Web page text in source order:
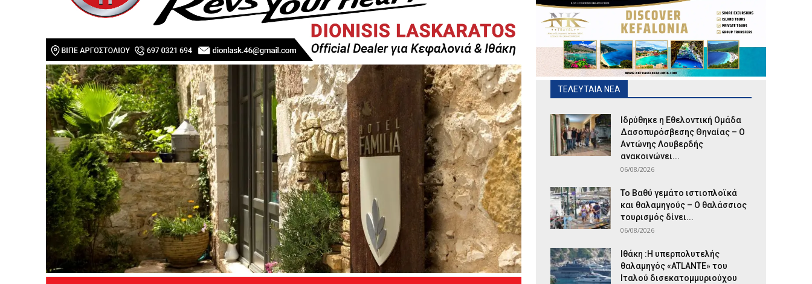
ΤΕΛΕΥΤΑΙΑ ΝΕΑ
Ιδρύθηκε η Εθελοντική Ομάδα
Δασοπυρόσβεσης Θηναίας – Ο
Αντώνης Λουβερδής
ανακοινώνει...
06/08/2026
Το Βαθύ γεμάτο ιστιοπλοϊκά
και θαλαμηγούς – Ο θαλάσσιος
τουρισμός δίνει...
06/08/2026
Ιθάκη :Η υπερπολυτελής
θαλαμηγός «ATLANTE» του
Ιταλού δισεκατομμυριούχου